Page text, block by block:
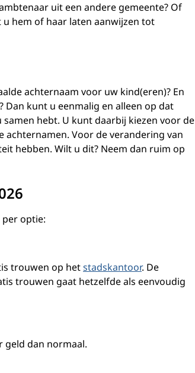
uit een andere gemeente? Of
hem of haar laten aanwijzen tot
achternaam voor uw kind(eren)? En
kunt u eenmalig en alleen op dat
hebt. U kunt daarbij kiezen voor de
achternamen. Voor de verandering van
hebben. Wilt u dit? Neem dan ruim op
optie:
trouwen op hetstadskantoor. De
trouwen gaat hetzelfde als eenvoudig
dan normaal.